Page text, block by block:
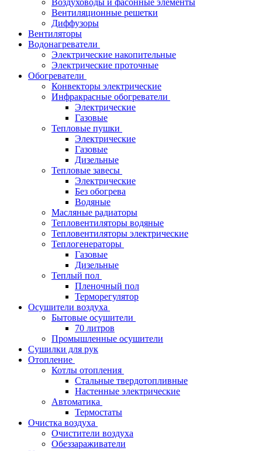
Воздуховоды и фасонные элементы
Вентиляционные решетки
Диффузоры
Вентиляторы
Водонагреватели
Электрические накопительные
Электрические проточные
Обогреватели
Конвекторы электрические
Инфракрасные обогреватели
Электрические
Газовые
Тепловые пушки
Электрические
Газовые
Дизельные
Тепловые завесы
Электрические
Без обогрева
Водяные
Масляные радиаторы
Тепловентиляторы водяные
Тепловентиляторы электрические
Теплогенераторы
Газовые
Дизельные
Теплый пол
Пленочный пол
Терморегулятор
Осушители воздуха
Бытовые осушители
70 литров
Промышленные осушители
Сушилки для рук
Отопление
Котлы отопления
Стальные твердотопливные
Настенные электрические
Автоматика
Термостаты
Очистка воздуха
Очистители воздуха
Обеззараживатели